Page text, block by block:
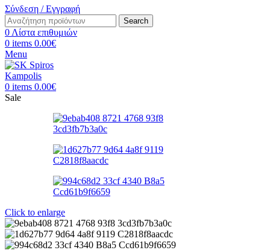
Σύνδεση / Εγγραφή
Search
0 Λίστα επιθυμιών
0 items 0.00€
Menu
0 items 0.00€
Sale
Click to enlarge